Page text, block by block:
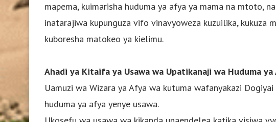
mapema, kuimarisha huduma ya afya ya mama na mtoto,
inatarajiwa kupunguza vifo vinavyoweza kuzuilika, kukuza
kuboresha matokeo ya kielimu.
Ahadi ya Kitaifa ya Usawa wa Upatikanaji wa Huduma ya
Uamuzi wa Wizara ya Afya wa kutuma wafanyakazi
huduma ya afya yenye usawa.